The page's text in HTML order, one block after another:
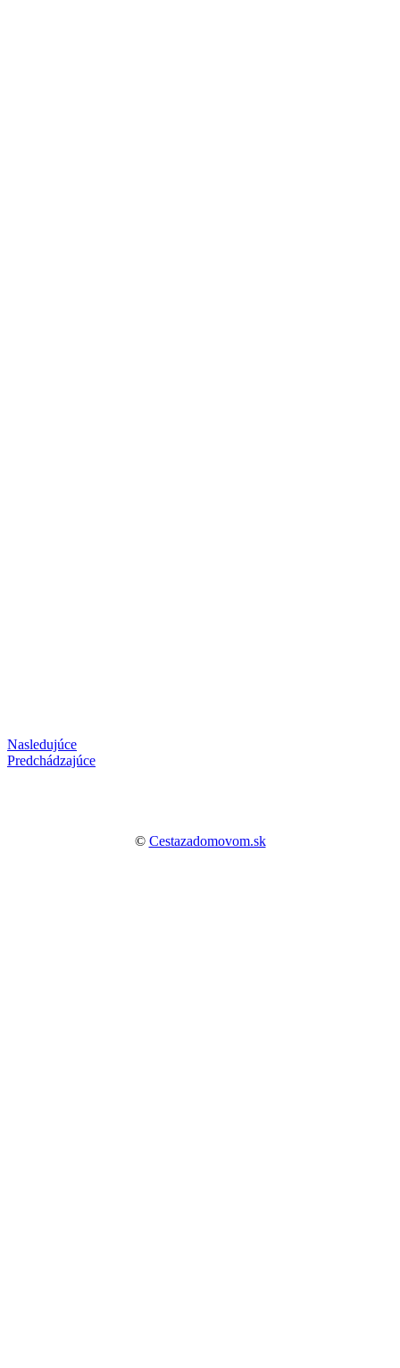
Nasledujúce
Predchádzajúce
© Cestazadomovom.sk